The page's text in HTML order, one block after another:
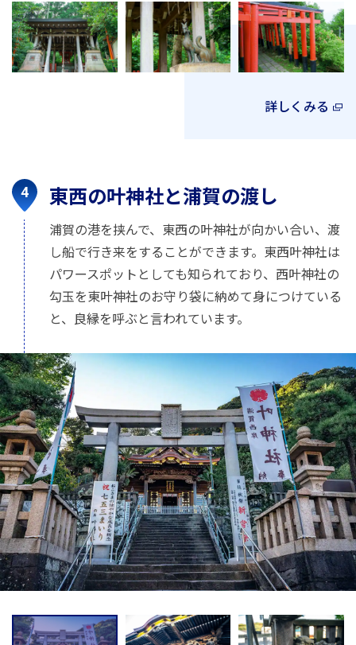
詳しくみる
東西の叶神社と浦賀の渡し
浦賀の港を挟んで、東西の叶神社が向かい合い、渡
し船で行き来をすることができます。東西叶神社は
パワースポットとしても知られており、西叶神社の
勾玉を東叶神社のお守り袋に納めて身につけている
と、良縁を呼ぶと言われています。